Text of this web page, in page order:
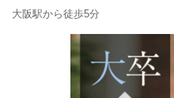
大阪駅から徒歩5分